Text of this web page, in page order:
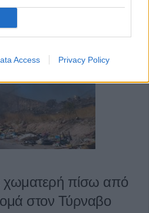
Access Privacy Policy
χωματερή πίσω από
στον Τύρναβο